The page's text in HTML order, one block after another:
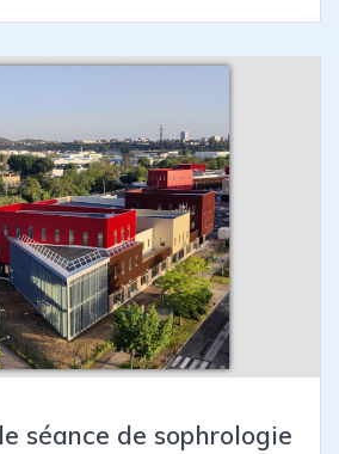
séance de sophrologie